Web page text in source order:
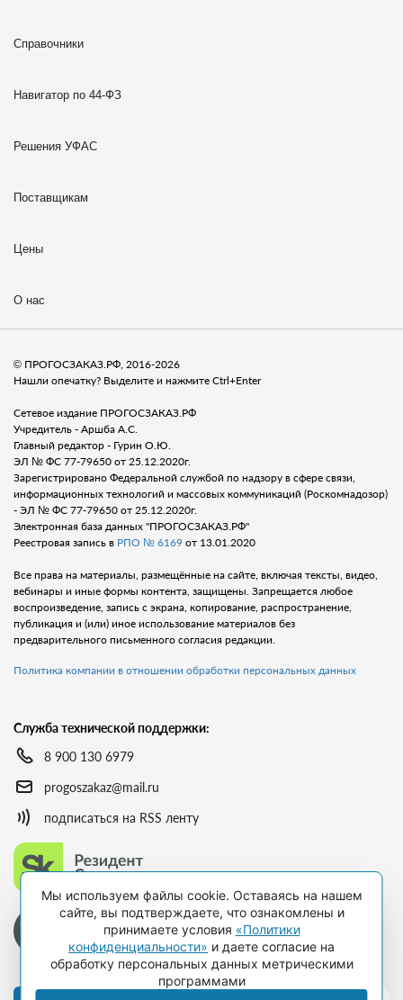
Справочники
Навигатор по 44-ФЗ
Решения УФАС
Поставщикам
Цены
О нас
© ПРОГОСЗАКАЗ.РФ, 2016-2026
Нашли опечатку? Выделите и нажмите Ctrl+Enter
Сетевое издание ПРОГОСЗАКАЗ.РФ
Учредитель - Аршба А.С.
Главный редактор - Гурин О.Ю.
ЭЛ № ФС 77-79650 от 25.12.2020г.
Зарегистрировано Федеральной службой по надзору в сфере связи,
информационных технологий и массовых коммуникаций (Роскомнадозор)
- ЭЛ № ФС 77-79650 от 25.12.2020г.
Электронная база данных "ПРОГОСЗАКАЗ.РФ"
Реестровая запись в РПО № 6169 от 13.01.2020
Все права на материалы, размещённые на сайте, включая тексты, видео,
вебинары и иные формы контента, защищены. Запрещается любое
воспроизведение, запись с экрана, копирование, распространение,
публикация и (или) иное использование материалов без
предварительного письменного согласия редакции.
Политика компании в отношении обработки персональных данных
Служба технической поддержки:
8 900 130 6979
progoszakaz@mail.ru
подписаться на RSS ленту
Мы используем файлы cookie. Оставаясь на нашем
сайте, вы подтверждаете, что ознакомлены и
принимаете условия «Политики
конфиденциальности» и даете согласие на
обработку персональных данных метрическими
программами